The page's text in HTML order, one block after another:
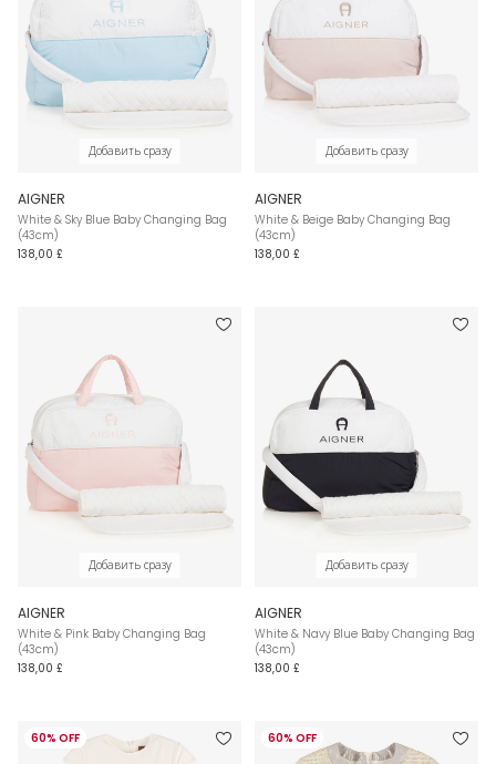
Добавить сразу
AIGNER
White & Sky Blue Baby Changing Bag
(43cm)
138,00 £
Добавить сразу
AIGNER
White & Beige Baby Changing Bag
(43cm)
138,00 £
Добавить сразу
AIGNER
White & Pink Baby Changing Bag
(43cm)
138,00 £
Добавить сразу
AIGNER
White & Navy Blue Baby Changing Bag
(43cm)
138,00 £
60% OFF 60% OFF